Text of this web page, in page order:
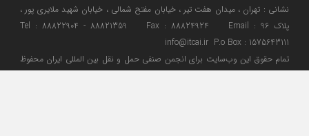
نشانی : تهران ، میدان هفت تیر ، خیابان مفتح شمالی ، خیابان شهید ملایری پور ،
پلاک 96 Tel : 88822904 - 88821359 Fax : 88824924 Email :
info@itcai.ir P.o Box : 1575643111
تمام حقوق اين وب‌سايت برای انجمن صنفی حمل و نقل بین المللی ایران محفوظ